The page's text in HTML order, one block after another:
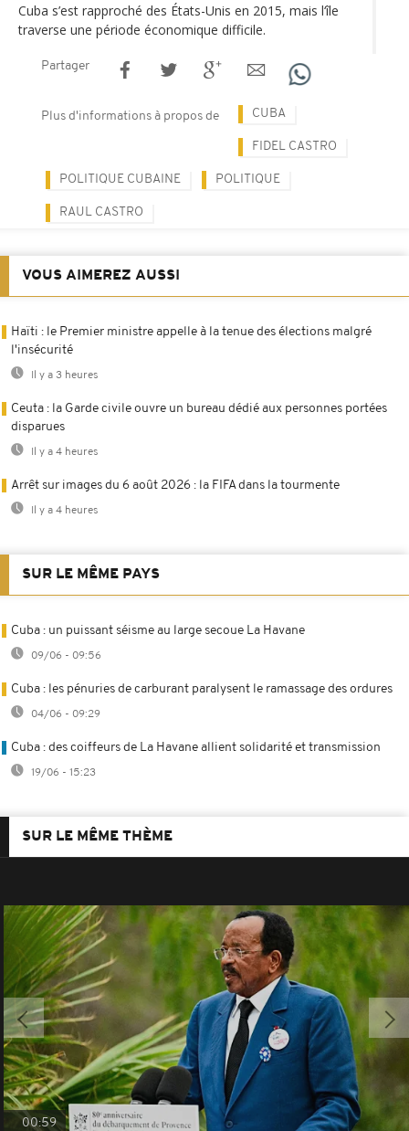
Cuba s’est rapproché des États-Unis en 2015, mais l‘île
traverse une période économique difficile.
Partager
Plus d'informations à propos de CUBA
FIDEL CASTRO
POLITIQUE CUBAINE POLITIQUE
RAUL CASTRO
VOUS AIMEREZ AUSSI
Haïti : le Premier ministre appelle à la tenue des élections malgré
l'insécurité
Il y a 3 heures
Ceuta : la Garde civile ouvre un bureau dédié aux personnes portées
disparues
Il y a 4 heures
Arrêt sur images du 6 août 2026 : la FIFA dans la tourmente
Il y a 4 heures
SUR LE MÊME PAYS
Cuba : un puissant séisme au large secoue La Havane
09/06 - 09:56
Cuba : les pénuries de carburant paralysent le ramassage des ordures
04/06 - 09:29
Cuba : des coiffeurs de La Havane allient solidarité et transmission
19/06 - 15:23
SUR LE MÊME THÈME
00:59